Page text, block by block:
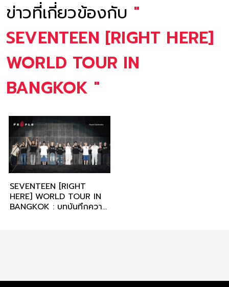
ข่าวที่เกี่ยวข้องกับ "
SEVENTEEN [RIGHT HERE]
WORLD TOUR IN
BANGKOK "
SEVENTEEN [RIGHT
HERE] WORLD TOUR IN
BANGKOK : บทบันทึกความ